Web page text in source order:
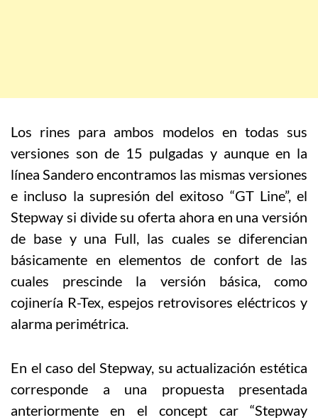
Los rines para ambos modelos en todas sus
versiones son de 15 pulgadas y aunque en la
línea Sandero encontramos las mismas versiones
e incluso la supresión del exitoso “GT Line”, el
Stepway si divide su oferta ahora en una versión
de base y una Full, las cuales se diferencian
básicamente en elementos de confort de las
cuales prescinde la versión básica, como
cojinería R-Tex, espejos retrovisores eléctricos y
alarma perimétrica.
En el caso del Stepway, su actualización estética
corresponde a una propuesta presentada
anteriormente en el concept car “Stepway